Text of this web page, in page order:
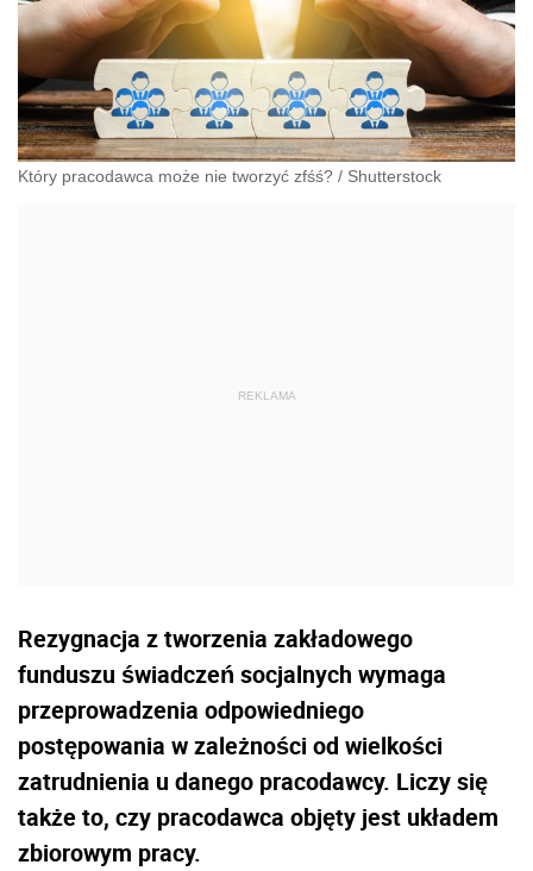
Który pracodawca może nie tworzyć zfśś? / Shutterstock
Rezygnacja z tworzenia zakładowego
funduszu świadczeń socjalnych wymaga
przeprowadzenia odpowiedniego
postępowania w zależności od wielkości
zatrudnienia u danego pracodawcy. Liczy się
także to, czy pracodawca objęty jest układem
zbiorowym pracy.